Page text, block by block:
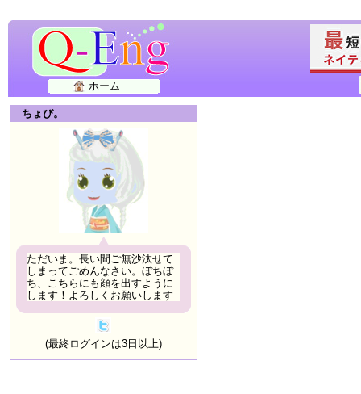
ホーム
ちょび。
ただいま。長い間ご無沙汰せて
しまってごめんなさい。ぼちぼ
ち、こちらにも顔を出すように
します！よろしくお願いします
(最終ログインは3日以上)